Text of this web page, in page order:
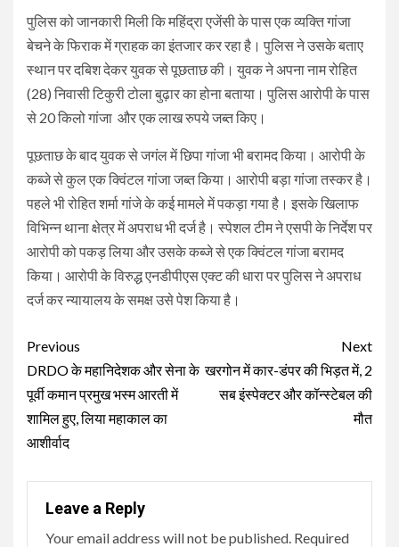
पुलिस को जानकारी मिली कि महिंद्रा एजेंसी के पास एक व्यक्ति गांजा
बेचने के फिराक में ग्राहक का इंतजार कर रहा है। पुलिस ने उसके बताए
स्थान पर दबिश देकर युवक से पूछताछ की। युवक ने अपना नाम रोहित
(28) निवासी टिकुरी टोला बुढ़ार का होना बताया। पुलिस आरोपी के पास
से 20 किलो गांजा और एक लाख रुपये जब्त किए।
पूछताछ के बाद युवक से जगंल में छिपा गांजा भी बरामद किया। आरोपी के
कब्जे से कुल एक क्विंटल गांजा जब्त किया। आरोपी बड़ा गांजा तस्कर है।
पहले भी रोहित शर्मा गांजे के कई मामले में पकड़ा गया है। इसके खिलाफ
विभिन्न थाना क्षेत्र में अपराध भी दर्ज है। स्पेशल टीम ने एसपी के निर्देश पर
आरोपी को पकड़ लिया और उसके कब्जे से एक क्विंटल गांजा बरामद
किया। आरोपी के विरुद्ध एनडीपीएस एक्ट की धारा पर पुलिस ने अपराध
दर्ज कर न्यायालय के समक्ष उसे पेश किया है।
Continue
Reading
Previous
DRDO के महानिदेशक और सेना के
पूर्वी कमान प्रमुख भस्म आरती में
शामिल हुए, लिया महाकाल का
आशीर्वाद
Next
खरगोन में कार-डंपर की भिड़त में, 2
सब इंस्पेक्टर और कॉन्स्टेबल की
मौत
Leave a Reply
Your email address will not be published. Required